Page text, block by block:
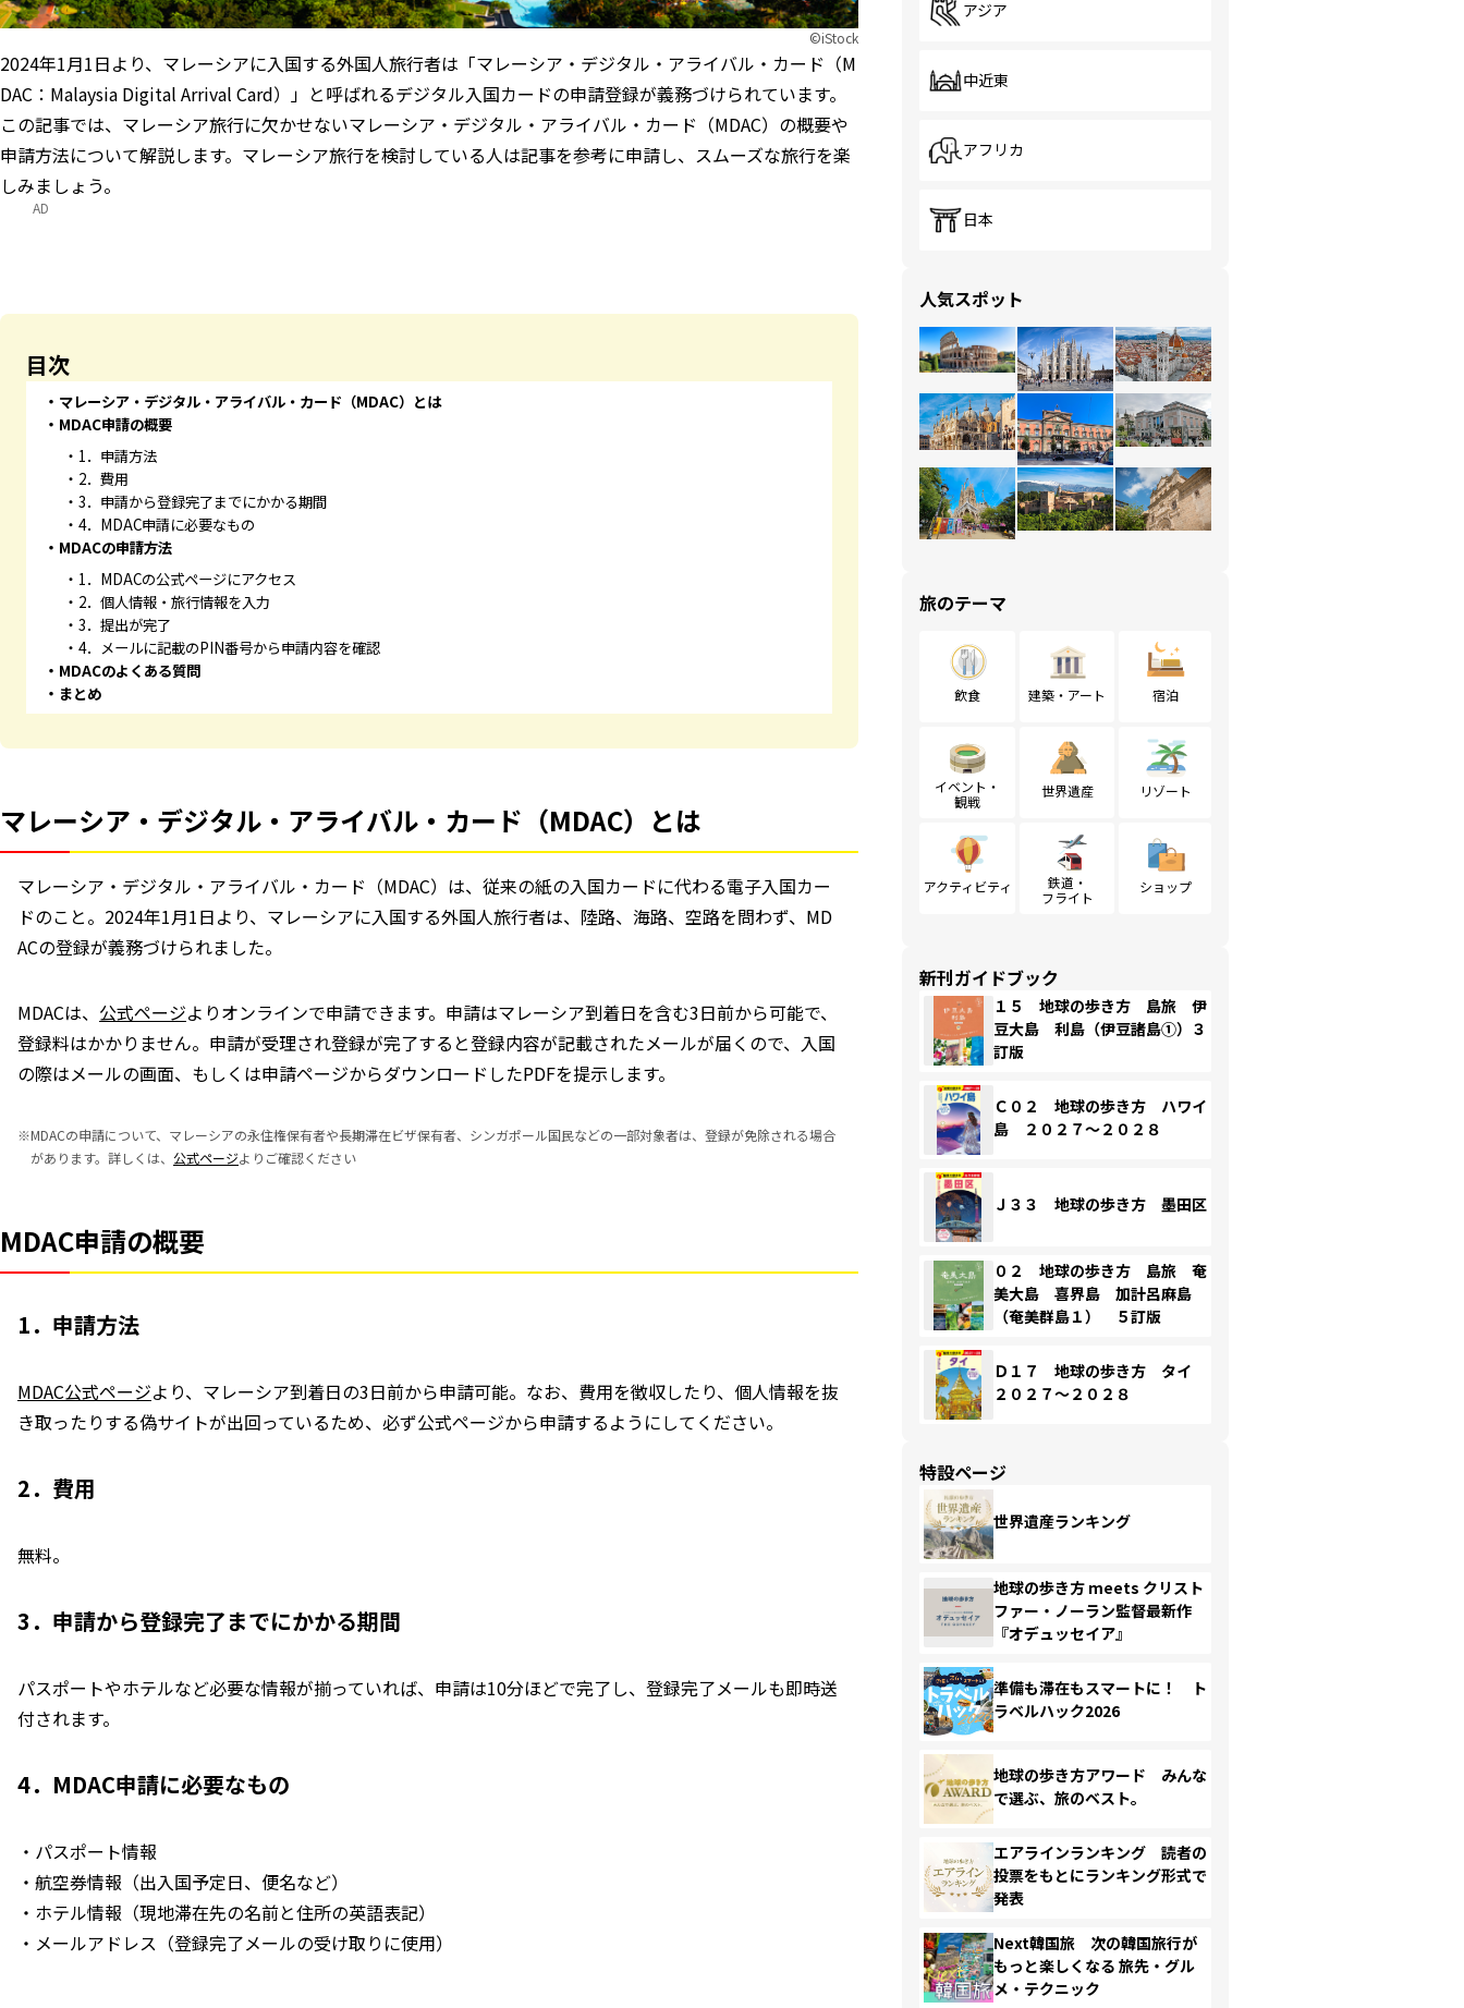
©iStock
2024年1月1日より、マレーシアに入国する外国人旅行者は「マレーシア・デジタル・アライバル・カード（M
DAC：Malaysia Digital Arrival Card）」と呼ばれるデジタル入国カードの申請登録が義務づけられています。
この記事では、マレーシア旅行に欠かせないマレーシア・デジタル・アライバル・カード（MDAC）の概要や
申請方法について解説します。マレーシア旅行を検討している人は記事を参考に申請し、スムーズな旅行を楽
しみましょう。
AD
目次
マレーシア・デジタル・アライバル・カード（MDAC）とは
MDAC申請の概要
1．申請方法
2．費用
3．申請から登録完了までにかかる期間
4．MDAC申請に必要なもの
MDACの申請方法
1．MDACの公式ページにアクセス
2．個人情報・旅行情報を入力
3．提出が完了
4．メールに記載のPIN番号から申請内容を確認
MDACのよくある質問
まとめ
マレーシア・デジタル・アライバル・カード（MDAC）とは
マレーシア・デジタル・アライバル・カード（MDAC）は、従来の紙の入国カードに代わる電子入国カー
ドのこと。2024年1月1日より、マレーシアに入国する外国人旅行者は、陸路、海路、空路を問わず、MD
ACの登録が義務づけられました。
MDACは、 公式ページよりオンラインで申請できます。申請はマレーシア到着日を含む3日前から可能で、
登録料はかかりません。申請が受理され登録が完了すると登録内容が記載されたメールが届くので、入国
の際はメールの画面、もしくは申請ページからダウンロードしたPDFを提示します。
※MDACの申請について、マレーシアの永住権保有者や長期滞在ビザ保有者、シンガポール国民などの一部対象者は、登録が免除される場合
があります。詳しくは、 公式ページよりご確認ください
MDAC申請の概要
1．申請方法
MDAC公式ページより、マレーシア到着日の3日前から申請可能。なお、費用を徴収したり、個人情報を抜
き取ったりする偽サイトが出回っているため、必ず公式ページから申請するようにしてください。
2．費用
無料。
3．申請から登録完了までにかかる期間
パスポートやホテルなど必要な情報が揃っていれば、申請は10分ほどで完了し、登録完了メールも即時送
付されます。
4．MDAC申請に必要なもの
・パスポート情報
・航空券情報（出入国予定日、便名など）
・ホテル情報（現地滞在先の名前と住所の英語表記）
・メールアドレス（登録完了メールの受け取りに使用）
アジア
中近東
アフリカ
日本
人気スポット
旅のテーマ
飲食 建築・アート 宿泊
イベント・
観戦
世界遺産 リゾート
アクティビティ
鉄道・
フライト
ショップ
新刊ガイドブック
１５ 地球の歩き方 島旅 伊
豆大島 利島（伊豆諸島①）３
訂版
Ｃ０２ 地球の歩き方 ハワイ
島 ２０２７～２０２８
Ｊ３３ 地球の歩き方 墨田区
０２ 地球の歩き方 島旅 奄
美大島 喜界島 加計呂麻島
（奄美群島１） ５訂版
Ｄ１７ 地球の歩き方 タイ
２０２７～２０２８
特設ページ
世界遺産ランキング
地球の歩き方 meets クリスト
ファー・ノーラン監督最新作
『オデュッセイア』
準備も滞在もスマートに！ ト
ラベルハック2026
地球の歩き方アワード みんな
で選ぶ、旅のベスト。
エアラインランキング 読者の
投票をもとにランキング形式で
発表
Next韓国旅 次の韓国旅行が
もっと楽しくなる 旅先・グル
メ・テクニック